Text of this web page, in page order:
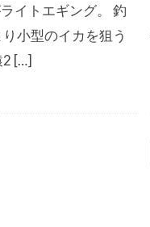
イトエギング。 釣
小型のイカを狙う
2 […]